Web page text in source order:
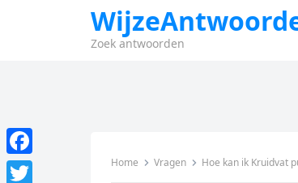
Zoek antwoorden
Home Vragen Hoe kan ik Kruidvat
F